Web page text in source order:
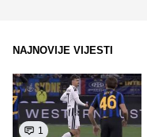
NAJNOVIJE VIJESTI
1